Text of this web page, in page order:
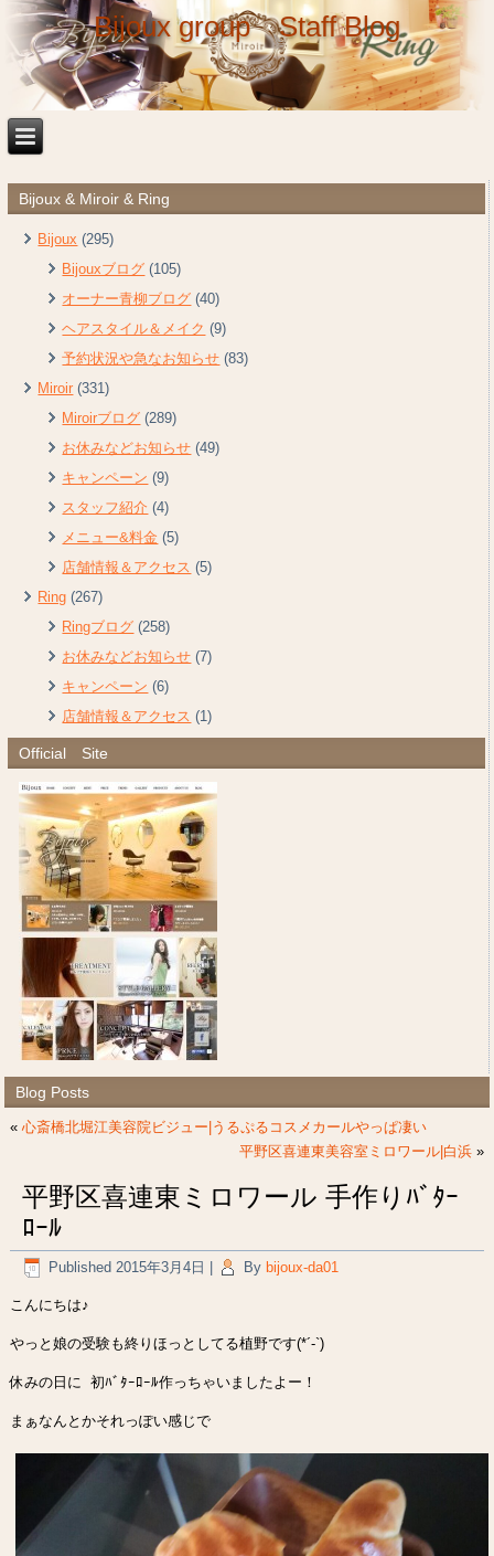
Bijoux group Staff Blog
Bijoux & Miroir & Ring
Bijoux (295)
Bijouxブログ (105)
オーナー青柳ブログ (40)
ヘアスタイル＆メイク (9)
予約状況や急なお知らせ (83)
Miroir (331)
Miroirブログ (289)
お休みなどお知らせ (49)
キャンペーン (9)
スタッフ紹介 (4)
メニュー&料金 (5)
店舗情報＆アクセス (5)
Ring (267)
Ringブログ (258)
お休みなどお知らせ (7)
キャンペーン (6)
店舗情報＆アクセス (1)
Official Site
Blog Posts
«心斎橋北堀江美容院ビジュー|うるぷるコスメカールやっぱ凄い
平野区喜連東美容室ミロワール|白浜»
平野区喜連東ミロワール 手作りﾊﾞﾀｰ
ﾛｰﾙ
Published 2015年3月4日 By bijoux-da01
こんにちは♪
やっと娘の受験も終りほっとしてる植野です(*´-`)
休みの日に 初ﾊﾞﾀｰﾛｰﾙ作っちゃいましたよー！
まぁなんとかそれっぽい感じで